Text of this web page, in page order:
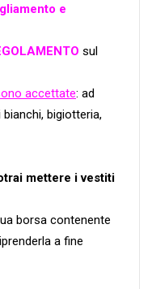
e
sul
accettate: ad
bigiotteria,
mettere i vestiti
borsa contenente
a fine